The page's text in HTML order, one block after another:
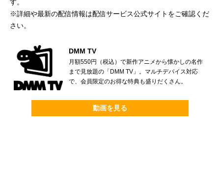
す。
※詳細や最新の配信情報は配信サービス公式サイトをご確認くだ
さい。
DMM TV
月額550円（税込）で新作アニメから懐かしの名作
まで見放題の「DMM TV」。マルチデバイス対応
で、会員限定のお得な特典も盛りだくさん。
動画を見る